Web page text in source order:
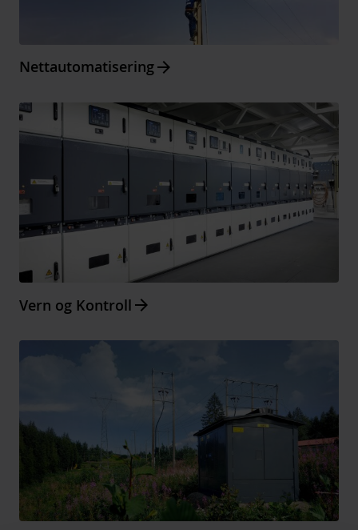
NettautomatiseringArrow_forward
Vern og Kontroll Arrow_forward